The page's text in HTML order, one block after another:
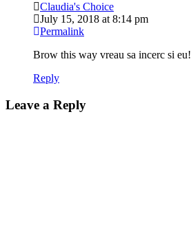
Claudia's Choice
July 15, 2018 at 8:14 pm
Permalink
Brow this way vreau sa incerc si eu!
Reply
Leave a Reply